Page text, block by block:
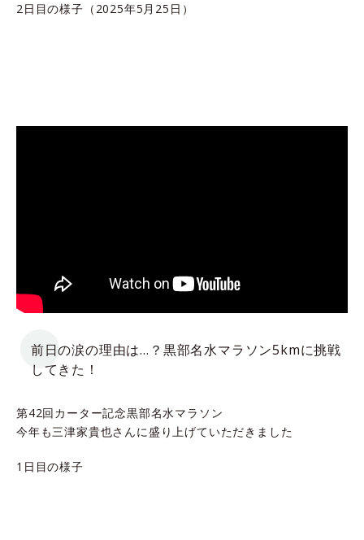
2日目の様子（2025年5月25日）
前日の涙の理由は…？黒部名水マラソン5kmに挑戦
してきた！
第42回カーター記念黒部名水マラソン
今年も三津家貴也さんに盛り上げていただきました
1日目の様子